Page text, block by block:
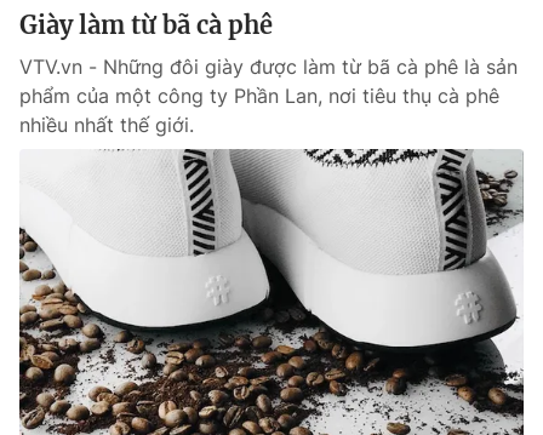
Giày làm từ bã cà phê
VTV.vn - Những đôi giày được làm từ bã cà phê là sản
phẩm của một công ty Phần Lan, nơi tiêu thụ cà phê
nhiều nhất thế giới.